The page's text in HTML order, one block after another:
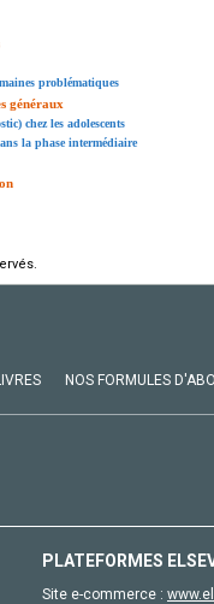
problématiques
généraux
chez les adolescents
la phase intermédiaire
NOS FORMULES
PLATEFORMES
Site e-commerce :